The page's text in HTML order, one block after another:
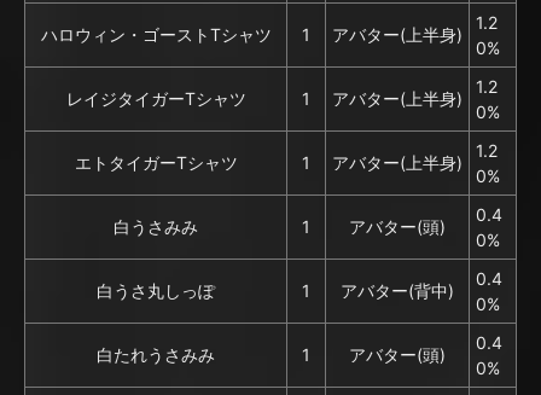
ハロウィン・ゴーストTシャツ 1 アバター(上半身)
1.2
0%
レイジタイガーTシャツ 1 アバター(上半身)
1.2
0%
エトタイガーTシャツ 1 アバター(上半身)
1.2
0%
白うさみみ 1 アバター(頭)
0.4
0%
白うさ丸しっぽ 1 アバター(背中)
0.4
0%
白たれうさみみ 1 アバター(頭)
0.4
0%